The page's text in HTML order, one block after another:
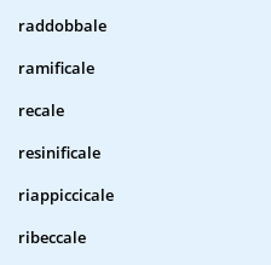
raddobbale
ramificale
recale
resinificale
riappiccicale
ribeccale